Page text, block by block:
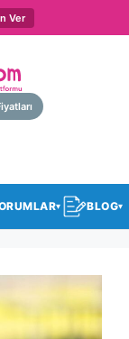
Ver
▾ BLOG▾